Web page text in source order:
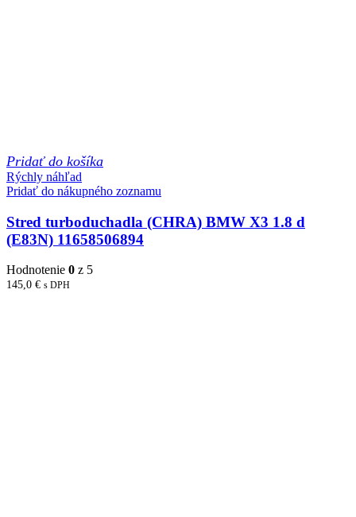
Pridať do košíka
Rýchly náhľad
Pridať do nákupného zoznamu
Stred turboduchadla (CHRA) BMW X3 1.8 d
(E83N) 11658506894
Hodnotenie 0 z 5
145,0 € s DPH